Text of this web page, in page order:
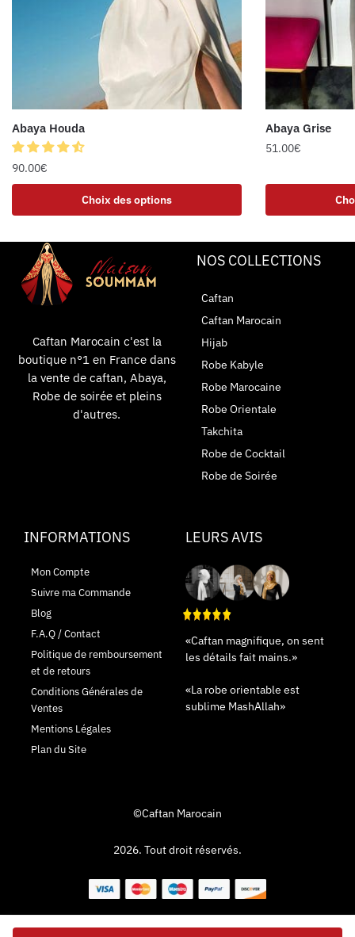
Abaya Houda
90.00€
Choix des options
Abaya Grise
51.00€
Caftan Marocain c'est la
boutique n°1 en France dans
la vente de caftan, Abaya,
Robe de soirée et pleins
d'autres.
NOS COLLECTIONS
Caftan
Caftan Marocain
Hijab
Robe Kabyle
Robe Marocaine
Robe Orientale
Takchita
Robe de Cocktail
Robe de Soirée
INFORMATIONS
Mon Compte
Suivre ma Commande
Blog
F.A.Q / Contact
Politique de remboursement
et de retours
Conditions Générales de
Ventes
Mentions Légales
Plan du Site
LEURS AVIS
«Caftan magnifique, on sent
les détails fait mains.»
«La robe orientable est
sublime MashAllah»
©Caftan Marocain
2026. Tout droit réservés.